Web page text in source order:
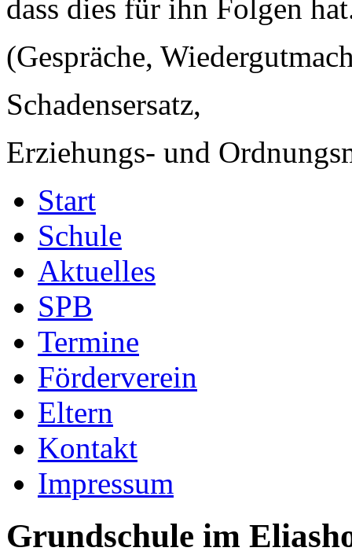
dass dies für ihn Folgen
(Gespräche,
Schadensersatz,
Erziehungs- und
Start
Schule
Aktuelles
SPB
Termine
Förderverein
Eltern
Kontakt
Impressum
Grundschule im